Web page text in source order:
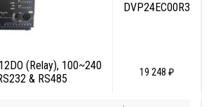
DVP24EC00R3
(Relay), 100~240
& RS485
19 248 ₽